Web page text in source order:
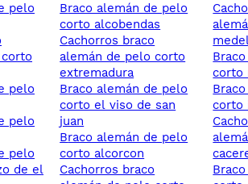
de el
braco alemán de pelo
corto alcobendas
cachorros braco
alemán de pelo corto
extremadura
braco alemán de pelo
corto el viso de san
juan
braco alemán de pelo
corto alcorcon
cachorros braco
cachorros braco
braco alemán de pelo
corto
braco alemán de pelo
corto
cachorros braco
braco alemán de pelo